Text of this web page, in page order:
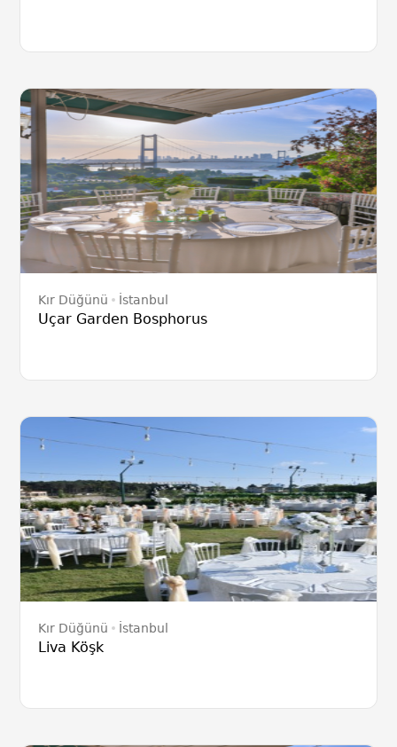
Kır Düğünü İstanbul
Uçar Garden Bosphorus
Kır Düğünü İstanbul
Liva Köşk